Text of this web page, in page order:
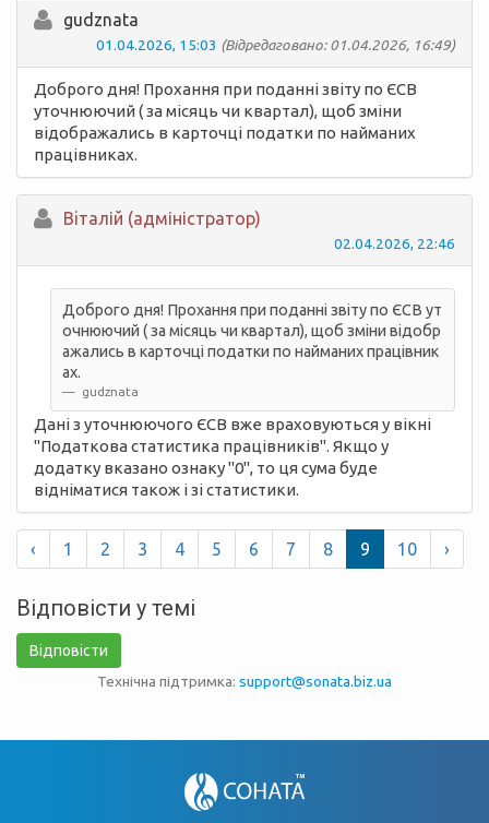
gudznata
01.04.2026, 15:03 (Відредаговано: 01.04.2026, 16:49)
Доброго дня! Прохання при поданні звіту по ЄСВ
уточнюючий ( за місяць чи квартал), щоб зміни
відображались в карточці податки по найманих
працівниках.
Вiталій (адміністратор)
02.04.2026, 22:46
Доброго дня! Прохання при поданні звіту по ЄСВ ут
очнюючий ( за місяць чи квартал), щоб зміни відобр
ажались в карточці податки по найманих працівник
ах.
gudznata
Дані з уточнюючого ЄСВ вже враховуються у вікні
"Податкова статистика працівників". Якщо у
додатку вказано ознаку "0", то ця сума буде
відніматися також і зі статистики.
‹ 1 2 3 4 5 6 7 8 9 10 ›
Відповісти у темі
Відповісти
Технічна підтримка: support@sonata.biz.ua